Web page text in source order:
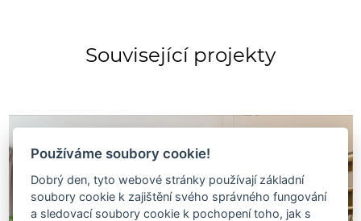
Související projekty
Používáme soubory cookie!
Dobrý den, tyto webové stránky používají základní
soubory cookie k zajištění svého správného fungování
a sledovací soubory cookie k pochopení toho, jak s